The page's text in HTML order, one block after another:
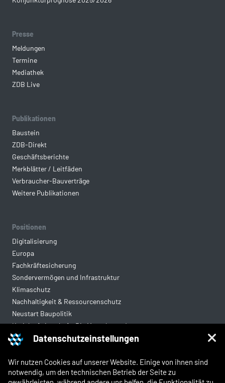
Datenschutzeinstellungen
Wir nutzen Cookies auf unserer Website. Einige von ihnen sind
notwendig, um den technischen Betrieb der Seite zu
Presse
Meldungen
Termine
Mediathek
ZDB Live
Publikationen
Baustein
ZDB-Direkt
Geschäftsberichte
Merkblätter / Leitfäden
Verbraucher-Bauverträge
Weitere Publikationen
Positionen
Digitalisierung
Europa
Fachkräftesicherung
Sondervermögen und Infrastruktur
Klimaschutz
Nachhaltigkeit & Ressourcenschutz
Neustart Baupolitik
Kreislaufwirtschaft: Die Mantelverordnung
Mittelstandsgerechte Vergabe